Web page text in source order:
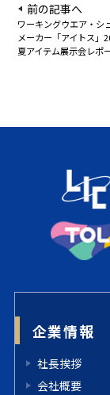
前の記事へ
ワーキングウエア・シ
メーカー「アイトス」
夏アイテム展示会レポ
企業情報
社長挨拶
会社概要